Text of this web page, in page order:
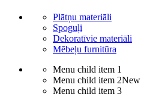
Plātņu materiāli
Spoguļi
Dekoratīvie materiāli
Mēbeļu furnitūra
Menu child item 1
Menu child item 2New
Menu child item 3